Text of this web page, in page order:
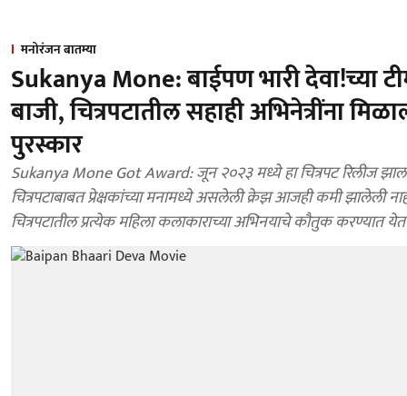
मनोरंजन बातम्या
Sukanya Mone: बाईपण भारी देवा!च्या
बाजी, चित्रपटातील सहाही अभिनेत्रींना
पुरस्कार
Sukanya Mone Got Award: जून २०२३ मध्ये हा चित्रपट रिलीज
चित्रपटाबाबत प्रेक्षकांच्या मनामध्ये असलेली क्रेझ आजही कमी झालेली
चित्रपटातील प्रत्येक महिला कलाकाराच्या अभिनयाचे कौतुक करण्यात